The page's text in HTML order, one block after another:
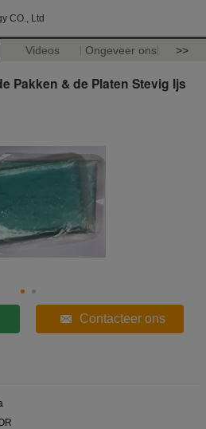
CO., Ltd
Videos Ongeveer ons >>
Pakken & de Platen Stevig Ijs
Contacteer ons